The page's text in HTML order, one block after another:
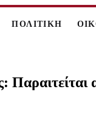
ΠΟΛΙΤΙΚΗ